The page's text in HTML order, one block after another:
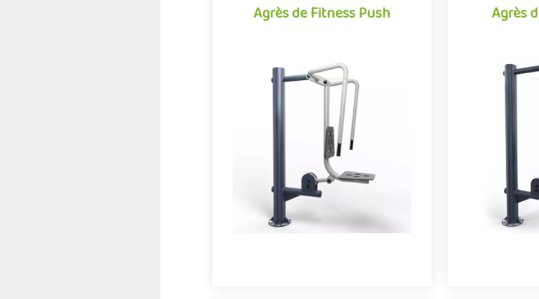
Agrès de Fitness Push
Agrès de Fitness Push
Agrès de fitness de plein air
conjuguant activités sportives et
expériences ludiques, le Push se
démarque par son caractère à..
Offre partenaire
Agrès
Agrès
Agrès
démarque